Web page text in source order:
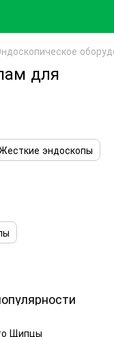
для
эндоскопы